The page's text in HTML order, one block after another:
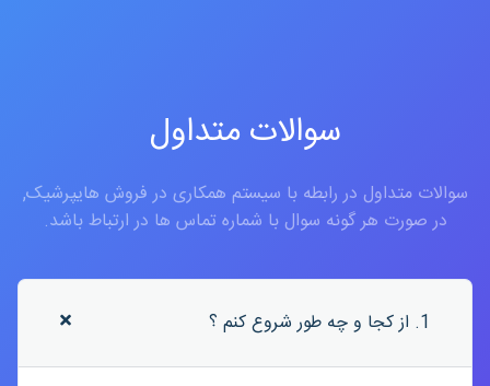
سوالات متداول
سوالات متداول در رابطه با سیستم همکاری در فروش هایپرشیک,
در صورت هر گونه سوال با شماره تماس ها در ارتباط باشد.
1. از کجا و چه طور شروع کنم ؟